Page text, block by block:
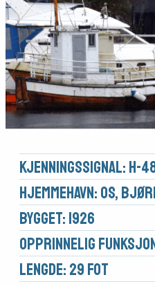
Kjennings­signal: H-
Hjemmehavn: Os,
Bygget: 1926
Opprinnelig
Lengde: 29 fot